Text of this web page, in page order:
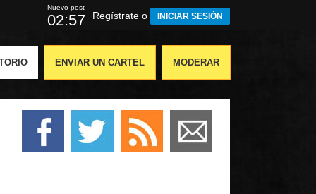
Nuevo post
02:55 Regístrate o INICIAR SESIÓN
ENVIAR UN CARTEL MODERAR